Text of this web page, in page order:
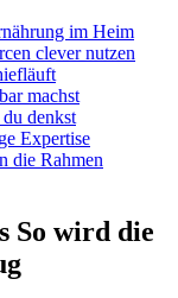
im Heim
clever nutzen
machst
denkst
Expertise
die Rahmen
So wird die